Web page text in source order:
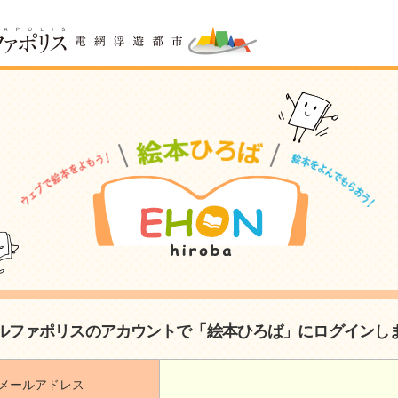
ファポリスのアカウントで「絵本ひろば」にログインし
ールアドレス